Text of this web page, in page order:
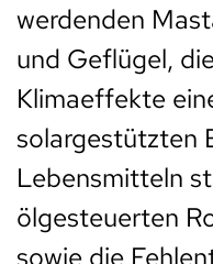
werdenden
und Geflügel,
Klimaeffekte
solargestützten
Lebensmitteln
ölgesteuerten
sowie die